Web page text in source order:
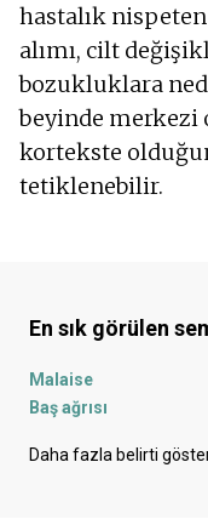
hastalık
alımı, cilt
bozukluklara
beyinde merkezi
kortekste
tetiklenebilir.
En sık görülen
Malaise
Baş ağrısı
Cilt ağrısı
Daha fazla belirti